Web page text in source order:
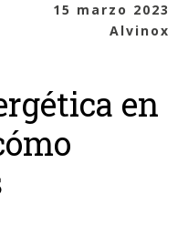
15 marzo 2023
Alvinox
en